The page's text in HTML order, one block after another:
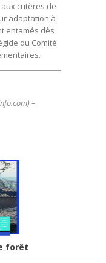
critères de
adaptation à
entamés dès
du Comité
) –
forêt